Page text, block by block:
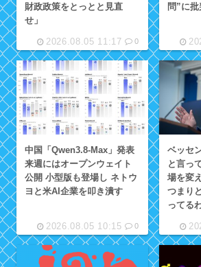
財政政策をとっとと見直
せ」
2026.08.05 11:17 0
問”に批
中国「Qwen3.8-Max」発表
来週にはオープンウェイト
公開 小型版も登場し ネトウ
ヨと米AI企業を叩き潰す
2026.08.05 10:15 0
ベッセ
と言っ
場を変
つまり
ってる